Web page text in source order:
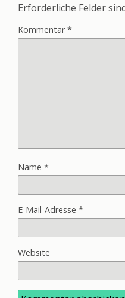
Erforderliche Felder
Kommentar*
Name *
E-Mail-Adresse *
Website